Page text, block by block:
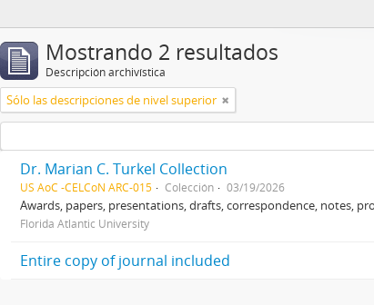
Mostrando 2 resultados
Descripción archivística
Sólo las descripciones de nivel superior
Dr. Marian C. Turkel Collection
US AoC -CELCoN ARC-015 Colección 03/19/2026
Awards, papers, presentations, drafts, correspondence, notes,
Florida Atlantic University
Entire copy of journal included